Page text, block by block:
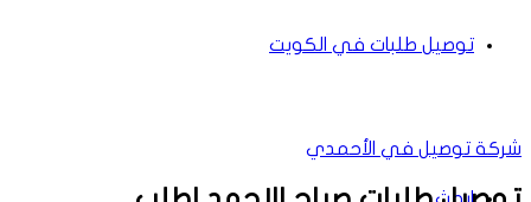
توصيل طلبات في الكويت
شركة توصيل في الأحمدي